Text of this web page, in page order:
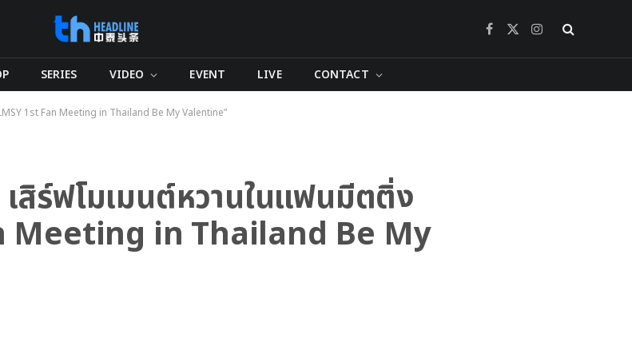
Facebook
X
Instagram
SERIES VIDEO EVENT LIVE CONTACT
1st Fan Meeting in Thailand Be My Valentine”
ร์ฟโมเมนต์หวานในแฟนมีตติ่ง
Meeting in Thailand Be My